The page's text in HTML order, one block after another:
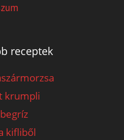
receptek
krumpli
kifliből